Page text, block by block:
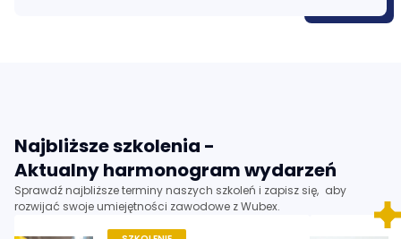
Najbliższe szkolenia -
Aktualny harmonogram wydarzeń
Sprawdź najbliższe terminy naszych szkoleń i zapisz się, aby
rozwijać swoje umiejętności zawodowe z Wubex.